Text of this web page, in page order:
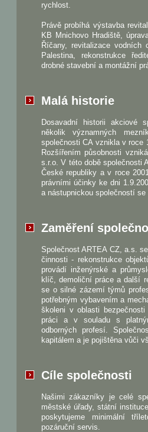
rychlost.
Právě probíhá výstavba
KB Mnichovo Hradiště,
Říčany, revitalizace vodních
Palestina, rekonstrukce
drobné stavební a montážní
Malá historie
Dosavadní historii akciové
několik významných
společnosti CA vznikla v roce
Rozšířením působnosti
s.r.o. V této době společnosti
České republiky a v roce
právními účinky ke dni
a nástupnickou společností
Zaměření
Společnost ARTEA CZ, a.s.
činnosti - rekonstrukce
provádí inženýrské a
klíč, demoliční práce a další
se o silné zázemí týmů
potřebným vybavením a
školeni v oblasti
práci a v souladu s
odborných profesí.
kapitálem a je pojištěna vůči
Cíle společnosti
Našimi zákazníky je celé
městské úřady, státní
poskytujeme minimální
pozáruční servis.